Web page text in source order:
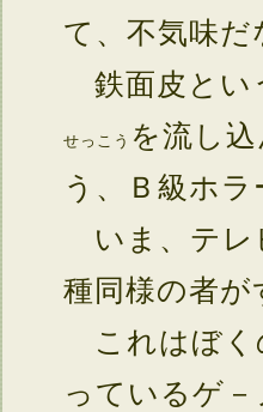
て、不気味だ
鉄面皮とい
せっこう を流し
う、Ｂ級ホ
いま、テレ
種同様の者
これはぼく
っているゲ